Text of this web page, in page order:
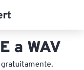
a WAV
gratuitamente.